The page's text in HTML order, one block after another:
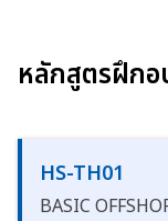
หลักสูตรฝึกอ
HS-TH01
BASIC